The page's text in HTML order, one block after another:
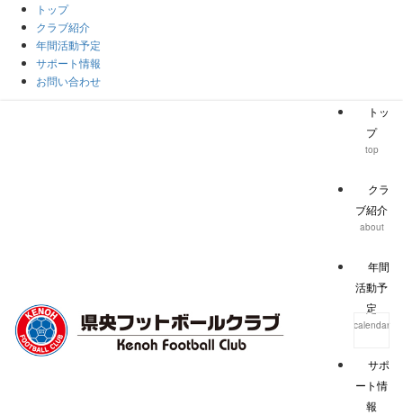
トップ
クラブ紹介
年間活動予定
サポート情報
お問い合わせ
トッ
プ
top
クラ
ブ紹介
about
年間
活動予
定
calendar
サポ
ート情
報